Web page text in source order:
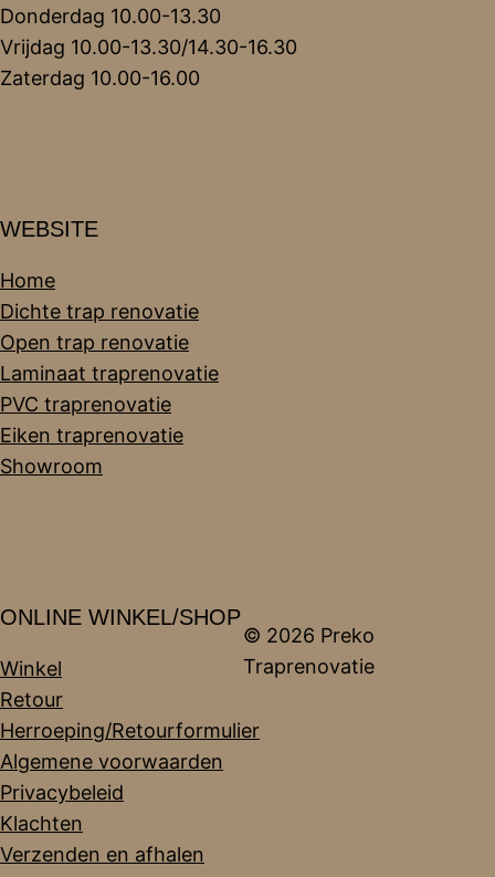
Donderdag 10.00-13.30
Vrijdag 10.00-13.30/14.30-16.30
Zaterdag 10.00-16.00
WEBSITE
Home
Dichte trap renovatie
Open trap renovatie
Laminaat traprenovatie
PVC traprenovatie
Eiken traprenovatie
Showroom
ONLINE WINKEL/SHOP
Winkel
Retour
Herroeping/Retourformulier
Algemene voorwaarden
Privacybeleid
Klachten
Verzenden en afhalen
© 2026 Preko
Traprenovatie